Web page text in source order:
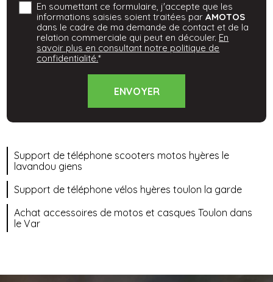
En soumettant ce formulaire, j'accepte que les
informations saisies soient traitées parAMOTOS
dans le cadre de ma demande de contact et de la
relation commerciale qui peut en découler. En
savoir plus en consultant notre politique de
confidentialité.*
Support de téléphone scooters motos hyères le
lavandou giens
Support de téléphone vélos hyères toulon la garde
Achat accessoires de motos et casques Toulon dans
le Var